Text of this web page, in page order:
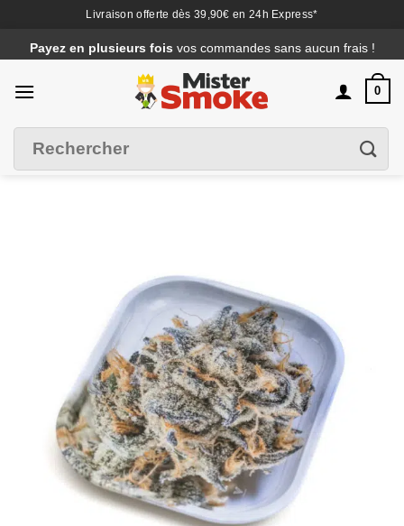
Livraison offerte dès 39,90€ en 24h Express*
au
contenu
Payez en plusieurs fois vos commandes sans aucun frais !
0
pour :